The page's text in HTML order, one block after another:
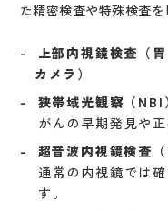
た精密検査や特殊検査を
上部内視鏡検査（
カメラ）
狭帯域光観察（NBI
がんの早期発見や
超音波内視鏡検査（
通常の内視鏡では
す。